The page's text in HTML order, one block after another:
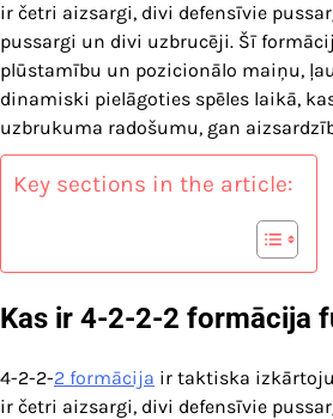
ir četri aizsargi, divi defensīvie
pussargi un divi uzbrucēji. Šī
plūstamību un pozicionālo maiņu,
dinamiski pielāgoties spēles laikā,
uzbrukuma radošumu, gan
Key sections in the article:
Kas ir 4-2-2-2 formācija
4-2-2-2 formācija ir taktiska
ir četri aizsargi, divi defensīvie